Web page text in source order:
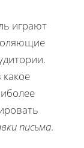
играют
письма.